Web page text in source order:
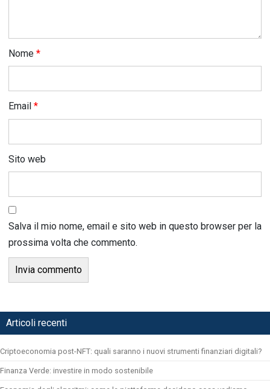
Nome *
Email *
Sito web
Salva il mio nome, email e sito web in questo browser per la
prossima volta che commento.
Articoli recenti
Criptoeconomia post-NFT: quali saranno i nuovi strumenti finanziari digitali?
Finanza Verde: investire in modo sostenibile